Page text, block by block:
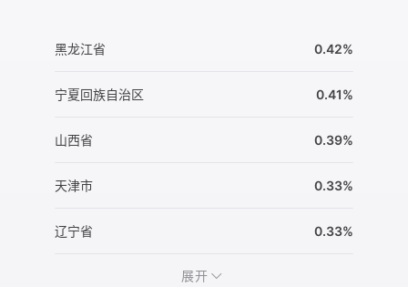
黑龙江省 0.42%
宁夏回族自治区 0.41%
山西省 0.39%
天津市 0.33%
辽宁省 0.33%
展开